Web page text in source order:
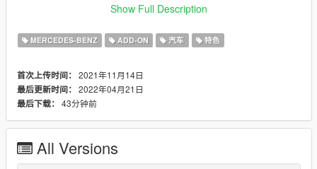
- Light work
- Mirror reflections
- Plate GTA
- Dial
- Spoiler auto
installation :
"amgone" and put inside the "dlc.rpf" file.
2.- Export "dlclist.xml" from "/update/update.rpf/common/data/
Show Full Description
MERCEDES-BENZ ADD-ON 汽车 特色
首次上传时间： 2021年11月14日
最后更新时间： 2022年04月21日
最后下载： 43分钟前
All Versions